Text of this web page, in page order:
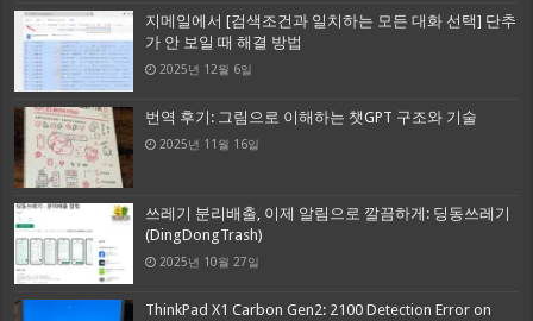
지메일에서 [검색조건과 일치하는 모든 대화 선택] 단추
가 안 보일 때 해결 방법
2025년 12월 6일
번역 후기: 그림으로 이해하는 챗GPT 구조와 기술
2025년 11월 16일
쓰레기 분리배출, 이제 알림으로 깔끔하게: 딩동쓰레기
(DingDongTrash)
2025년 10월 27일
ThinkPad X1 Carbon Gen2: 2100 Detection Error on